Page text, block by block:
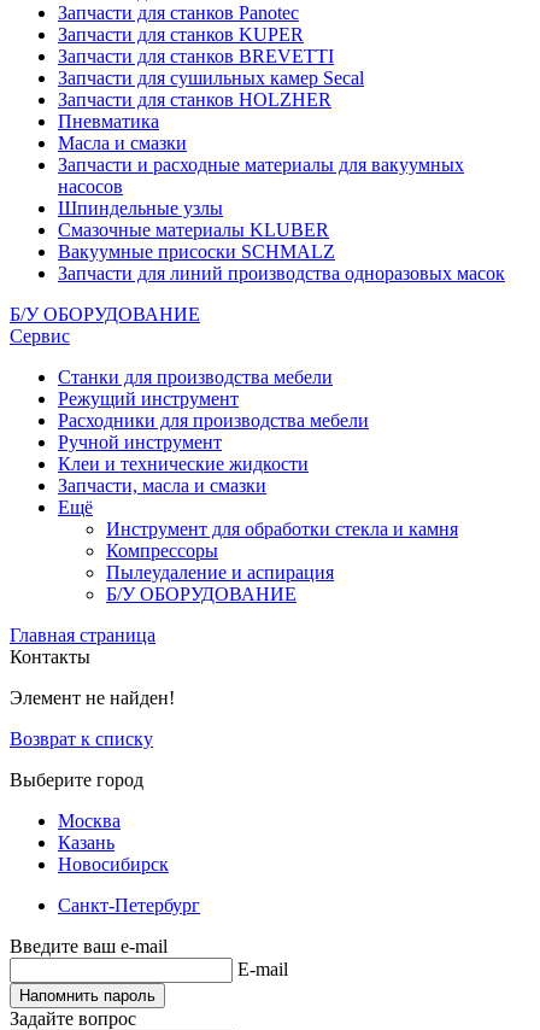
Запчасти для станков Panotec
Запчасти для станков KUPER
Запчасти для станков BREVETTI
Запчасти для сушильных камер Secal
Запчасти для станков HOLZHER
Пневматика
Масла и смазки
Запчасти и расходные материалы для вакуумных
насосов
Шпиндельные узлы
Смазочные материалы KLUBER
Вакуумные присоски SCHMALZ
Запчасти для линий производства одноразовых масок
Б/У ОБОРУДОВАНИЕ
Сервис
Станки для производства мебели
Режущий инструмент
Расходники для производства мебели
Ручной инструмент
Клеи и технические жидкости
Запчасти, масла и смазки
Ещё
Инструмент для обработки стекла и камня
Компрессоры
Пылеудаление и аспирация
Б/У ОБОРУДОВАНИЕ
Главная страница
Контакты
Элемент не найден!
Возврат к списку
Выберите город
Москва
Казань
Новосибирск
Санкт-Петербург
Введите ваш e-mail
E-mail
Напомнить пароль
Задайте вопрос